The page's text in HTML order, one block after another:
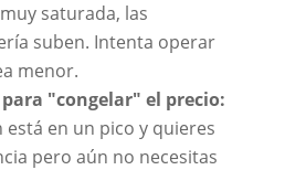
saturada, las
suben. Intenta operar
menor.
"congelar" el precio:
está en un pico y quieres
pero aún no necesitas